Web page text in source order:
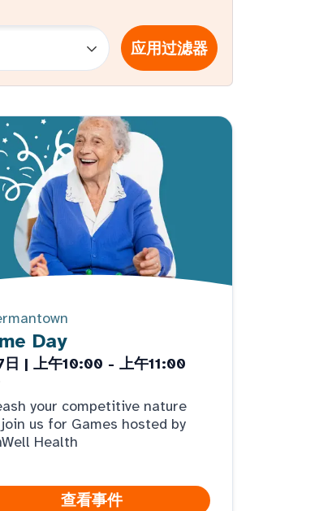
应用过滤器
Day
日 | 上午10:00 - 上午11:00
your competitive nature
us for Games hosted by
Health
查看事件